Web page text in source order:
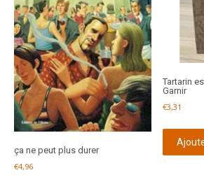
ça ne peut plus durer
€4,96
Tartarin
Garnir
€3,31